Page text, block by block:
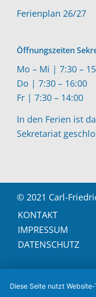
Ferienplan 26/27
Öffnungszeiten
Mo – Mi | 7:30 –
Do | 7:30 – 16:00
Fr | 7:30 – 14:00
In den Ferien ist
Sekretariat
© 2021 Carl-
KONTAKT
IMPRESSUM
DATENSCHUTZ
Diese Seite nutzt